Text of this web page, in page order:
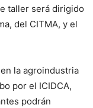
taller será dirigido
del CITMA, y el
la agroindustria
por el ICIDCA,
podrán